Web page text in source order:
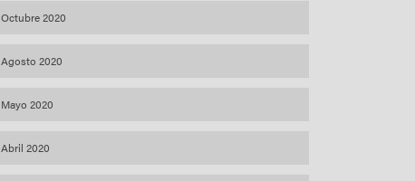
Octubre 2020
Agosto 2020
Mayo 2020
Abril 2020